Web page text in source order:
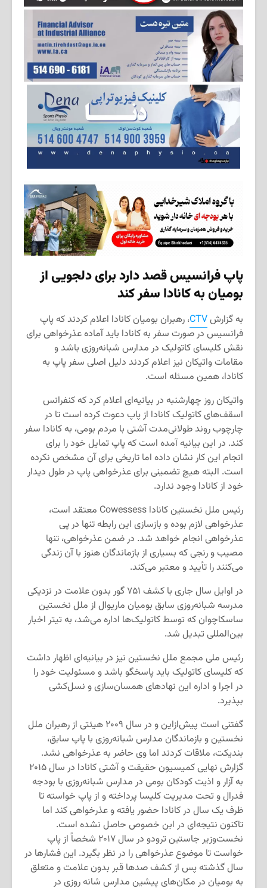
پاپ فرانسیس قصد دارد برای دلجویی از
بومیان به کانادا سفر کند
به گزارشCTV، رهبران بومیان کانادا اعلام کردند که پاپ
فرانسیس در صورت سفر به کانادا باید آماده عذرخواهی برای
نقش کلیسای کاتولیک در مدارس شبانه‌روزی باشد و
مقامات واتیکان نیز اعلام کردند دلیل اصلی سفر پاپ به
کانادا، همین مسئله است.
واتیکان روز چهارشنبه در بیانیه‌ای اعلام کرد که کنفرانس
اسقف‌های کاتولیک کانادا از پاپ دعوت کرده است تا در
چارچوب روند طولانی‌مدت آشتی با مردم بومی، به کانادا سفر
کند. در این بیانیه آمده است که پاپ تمایل خود را برای
انجام این کار نشان داده اما تاریخی برای آن مشخص نکرده
است. البته هیچ تضمینی برای عذرخواهی پاپ در طول دیدار
خود از کانادا وجود ندارد.
رئیس ملل نخستین کانادا Cowessess معتقد است،
عذرخواهی لازم بوده و بازسازی این رابطه تنها در پی
عذرخواهی انجام خواهد شد. در ضمن عذرخواهی، تنها
مصیب و رنجی که بسیاری از بازماندگان هنوز با آن زندگی
می‌کنند را تأیید و معتبر می‌کند.
در اوایل سال جاری با کشف ۷۵۱ گور بدون علامت در نزدیکی
مدرسه شبانه‌روزی سابق بومیان ماریوال از ملل نخستین
ساسکاچوان که توسط کاتولیک‌ها اداره می‌شد، به تیتر اخبار
بین‌المللی تبدیل شد.
رئیس ملی مجمع ملل نخستین نیز در بیانیه‌ای اظهار داشت
که کلیسای کاتولیک باید پاسخگو باشد و مسئولیت خود را
در اجرا و اداره این نهادهای همسان‌سازی و نسل‌کشی
بپذیرد.
گفتنی است پیش‌ازاین و در سال ۲۰۰۹ هیئتی از رهبران ملل
نخستین و بازماندگان مدارس شبانه‌روزی با پاپ سابق،
بندیکت، ملاقات کردند اما وی حاضر به عذرخواهی نشد.
گزارش نهایی کمیسیون حقیقت و آشتی کانادا در سال ۲۰۱۵
به آزار و اذیت کودکان بومی در مدارس شبانه‌روزی با بودجه
فدرال و تحت مدیریت کلیسا پرداخته و از پاپ خواسته تا
ظرف یک سال در کانادا حضور یافته و عذرخواهی کند اما
تاکنون نتیجه‌ای در ابن خصوص حاصل نشده است.
نخست‌وزیر جاستین ترودو در سال ۲۰۱۷ شخصاً از پاپ
خواست تا موضوع عذرخواهی را در نظر بگیرد. این فشارها در
سال گذشته پس از کشف صدها قبر بدون علامت و متعلق
به بومیان در مکان‌های پیشین مدارس شانه روزی در